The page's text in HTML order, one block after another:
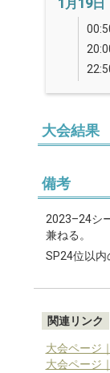
1月19日
大会結果
備考
2023–24シ
兼ねる。
SP24位以内
関連リンク
大会ページ
大会ページ